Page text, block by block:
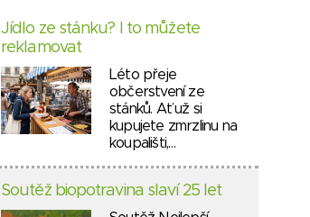
Jídlo ze stánku? I to můžete
reklamovat
Léto přeje
občerstvení ze
stánků. Ať už si
kupujete zmrzlinu na
koupališti,…
Soutěž biopotravina slaví 25 let